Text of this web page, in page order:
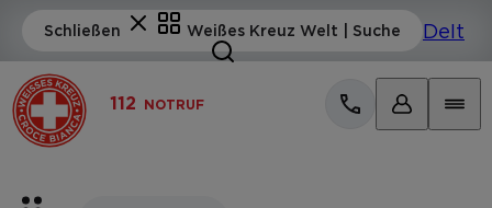
112 NOTRUF